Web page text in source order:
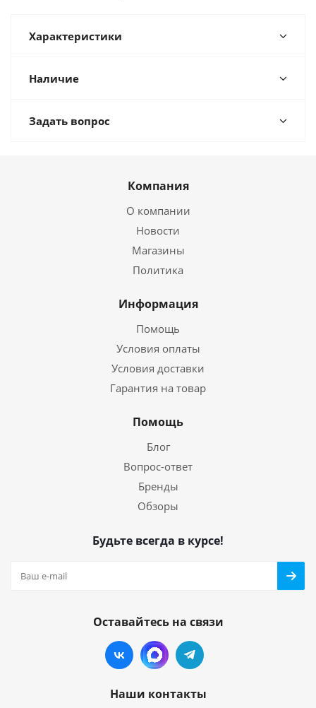
Характеристики
Наличие
Задать вопрос
Компания
О компании
Новости
Магазины
Политика
Информация
Помощь
Условия оплаты
Условия доставки
Гарантия на товар
Помощь
Блог
Вопрос-ответ
Бренды
Обзоры
Будьте всегда в курсе!
Оставайтесь на связи
Наши контакты